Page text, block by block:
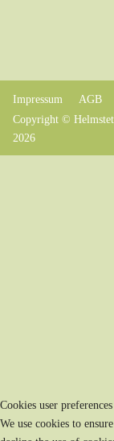
Impressum AGB
Copyright ©
2026
Cookies user preferences
We use cookies to